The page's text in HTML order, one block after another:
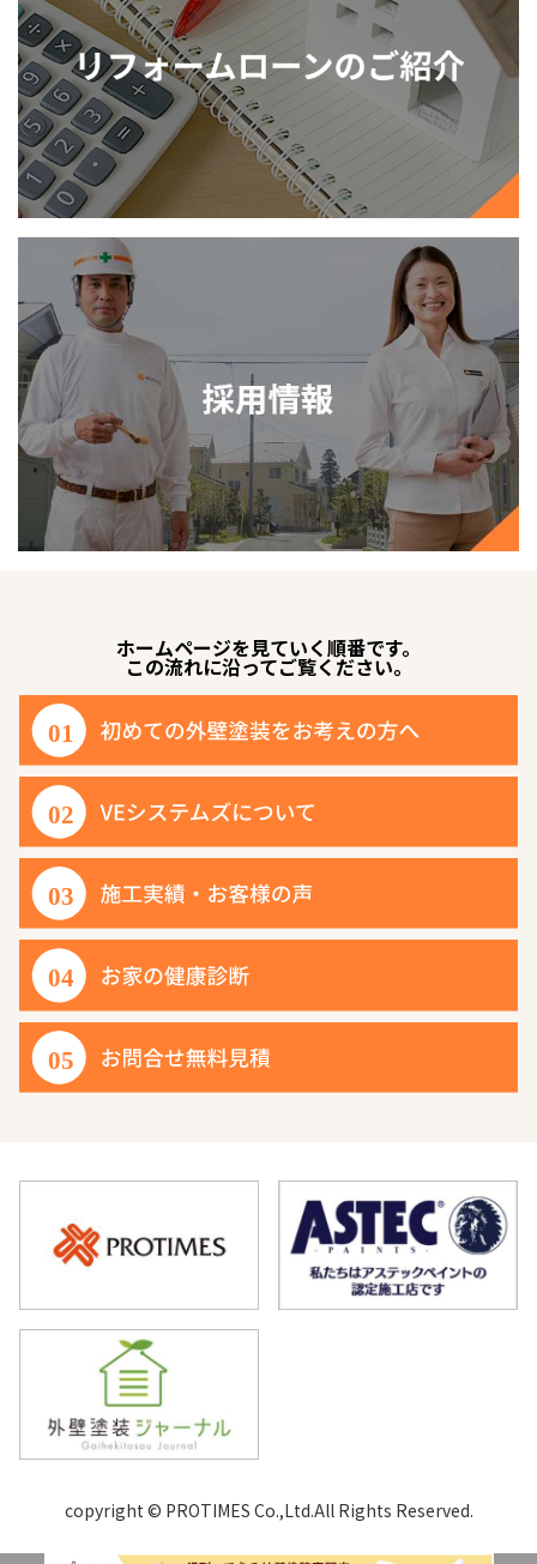
ホームページを見ていく順番です。
この流れに沿ってご覧ください。
copyright © PROTIMES Co.,Ltd.All Rights Reserved.